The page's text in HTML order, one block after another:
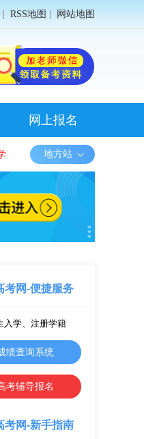
RSS地图 网站地图
网上报名
地方站
考网-便捷服务
入学、注册学籍
绩查询系统
考辅导报名
考网-新手指南